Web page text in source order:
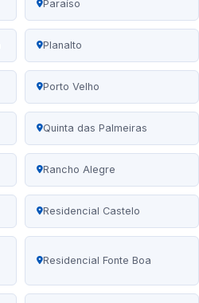
Paraíso
Planalto
Porto Velho
Quinta das Palmeiras
Rancho Alegre
Residencial Castelo
Residencial Fonte Boa